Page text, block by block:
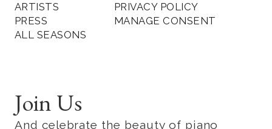
ARTISTS
PRESS
ALL SEASONS
PRIVACY POLICY
MANAGE CONSENT
Join Us
And celebrate the beauty of piano